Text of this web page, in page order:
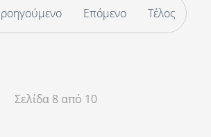
Επόμενο Τέλος
Σελίδα 8 από 10